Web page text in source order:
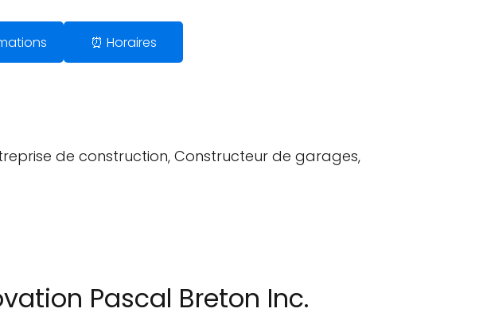
⏰ Horaires
de construction, Constructeur de garages,
Pascal Breton Inc.